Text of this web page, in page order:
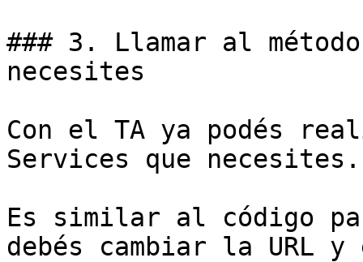
### 3. Llamar al
necesites
Con el TA ya podés
Services que necesites.
Es similar al código
debés cambiar la URL